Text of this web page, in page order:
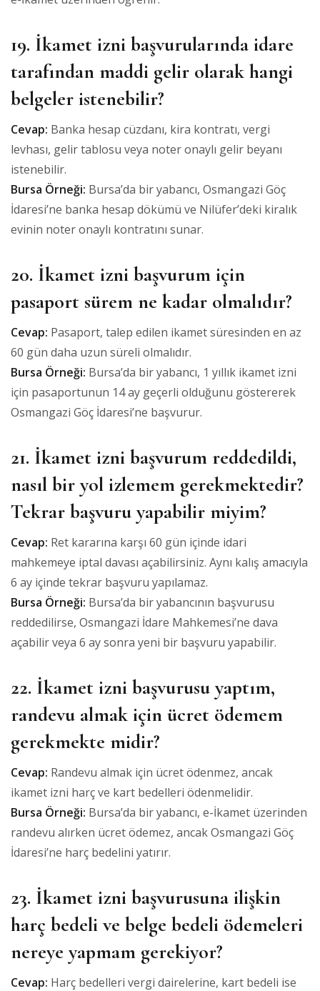
19. İkamet izni başvurularında idare
tarafından maddi gelir olarak hangi
belgeler istenebilir?
Cevap: Banka hesap cüzdanı, kira kontratı, vergi
levhası, gelir tablosu veya noter onaylı gelir beyanı
istenebilir.
Bursa Örneği: Bursa’da bir yabancı, Osmangazi Göç
İdaresi’ne banka hesap dökümü ve Nilüfer’deki kiralık
evinin noter onaylı kontratını sunar.
20. İkamet izni başvurum için
pasaport sürem ne kadar olmalıdır?
Cevap: Pasaport, talep edilen ikamet süresinden en az
60 gün daha uzun süreli olmalıdır.
Bursa Örneği: Bursa’da bir yabancı, 1 yıllık ikamet izni
için pasaportunun 14 ay geçerli olduğunu göstererek
Osmangazi Göç İdaresi’ne başvurur.
21. İkamet izni başvurum reddedildi,
nasıl bir yol izlemem gerekmektedir?
Tekrar başvuru yapabilir miyim?
Cevap: Ret kararına karşı 60 gün içinde idari
mahkemeye iptal davası açabilirsiniz. Aynı kalış amacıyla
6 ay içinde tekrar başvuru yapılamaz.
Bursa Örneği: Bursa’da bir yabancının başvurusu
reddedilirse, Osmangazi İdare Mahkemesi’ne dava
açabilir veya 6 ay sonra yeni bir başvuru yapabilir.
22. İkamet izni başvurusu yaptım,
randevu almak için ücret ödemem
gerekmekte midir?
Cevap: Randevu almak için ücret ödenmez, ancak
ikamet izni harç ve kart bedelleri ödenmelidir.
Bursa Örneği: Bursa’da bir yabancı, e-İkamet üzerinden
randevu alırken ücret ödemez, ancak Osmangazi Göç
İdaresi’ne harç bedelini yatırır.
23. İkamet izni başvurusuna ilişkin
harç bedeli ve belge bedeli ödemeleri
nereye yapmam gerekiyor?
Cevap: Harç bedelleri vergi dairelerine, kart bedeli ise